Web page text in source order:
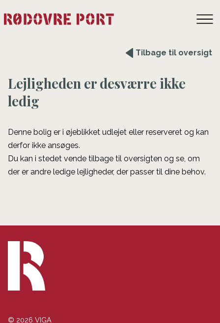
Tilbage til oversigt
Lejligheden er desværre ikke
ledig
Denne bolig er i øjeblikket udlejet eller reserveret og kan
derfor ikke ansøges.
Du kan i stedet vende tilbage til oversigten og se, om
der er andre ledige lejligheder, der passer til dine behov.
© 2026 VIGA